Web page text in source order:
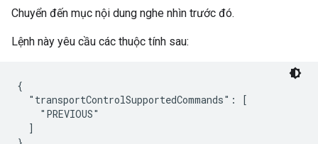
Chuyển đến mục nội dung nghe nhìn trước đó.
Lệnh này yêu cầu các thuộc tính sau:
{
  "transportControlSupportedCommands": [
    "PREVIOUS"
  ]